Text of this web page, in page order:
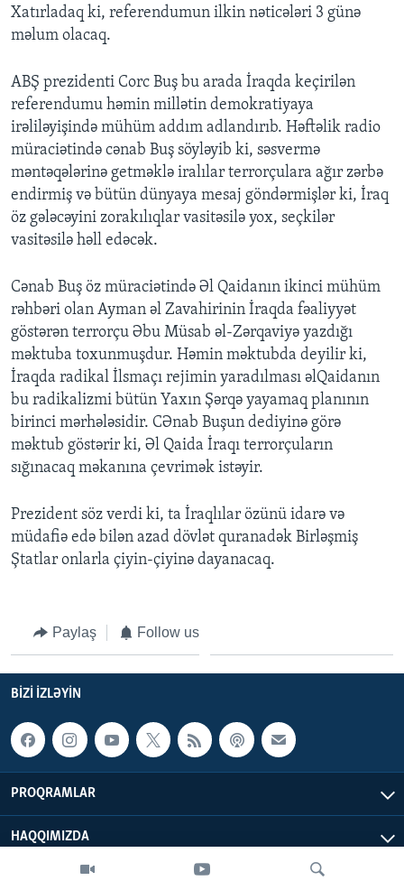
Xatırladaq ki, referendumun ilkin nəticələri 3 günə
məlum olacaq.
ABŞ prezidenti Corc Buş bu arada İraqda keçirilən
referendumu həmin millətin demokratiyaya
irəliləyişində mühüm addım adlandırıb. Həftəlik radio
müraciətində cənab Buş söyləyib ki, səsvermə
məntəqələrinə getməklə iralılar terrorçulara ağır zərbə
endirmiş və bütün dünyaya mesaj göndərmişlər ki, İraq
öz gələcəyini zorakılıqlar vasitəsilə yox, seçkilər
vasitəsilə həll edəcək.
Cənab Buş öz müraciətində Əl Qaidanın ikinci mühüm
rəhbəri olan Ayman əl Zavahirinin İraqda fəaliyyət
göstərən terrorçu Əbu Müsab əl-Zərqaviyə yazdığı
məktuba toxunmuşdur. Həmin məktubda deyilir ki,
İraqda radikal İlsmaçı rejimin yaradılması əlQaidanın
bu radikalizmi bütün Yaxın Şərqə yayamaq planının
birinci mərhələsidir. CƏnab Buşun dediyinə görə
məktub göstərir ki, Əl Qaida İraqı terrorçuların
sığınacaq məkanına çevrimək istəyir.
Prezident söz verdi ki, ta İraqlılar özünü idarə və
müdafiə edə bilən azad dövlət quranadək Birləşmiş
Ştatlar onlarla çiyin-çiyinə dayanacaq.
Paylaş Follow us
BIZI IZLƏYIN
PROQRAMLAR
HAQQIMIZDA